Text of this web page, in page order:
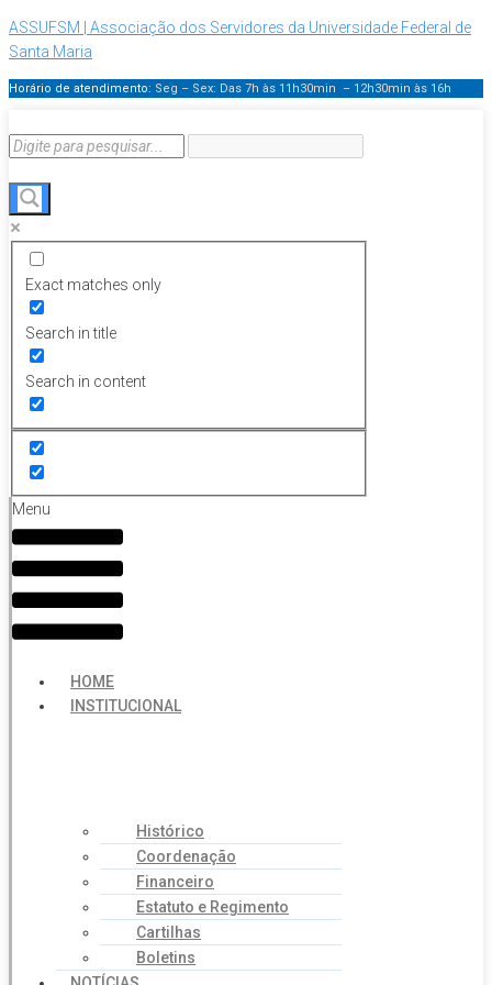
ASSUFSM | Associação dos Servidores da Universidade Federal de
Santa Maria
Horário de atendimento: Seg – Sex: Das 7h às 11h30min – 12h30min às 16h
Exact matches only
Search in title
Search in content
Menu
HOME
INSTITUCIONAL
Histórico
Coordenação
Financeiro
Estatuto e Regimento
Cartilhas
Boletins